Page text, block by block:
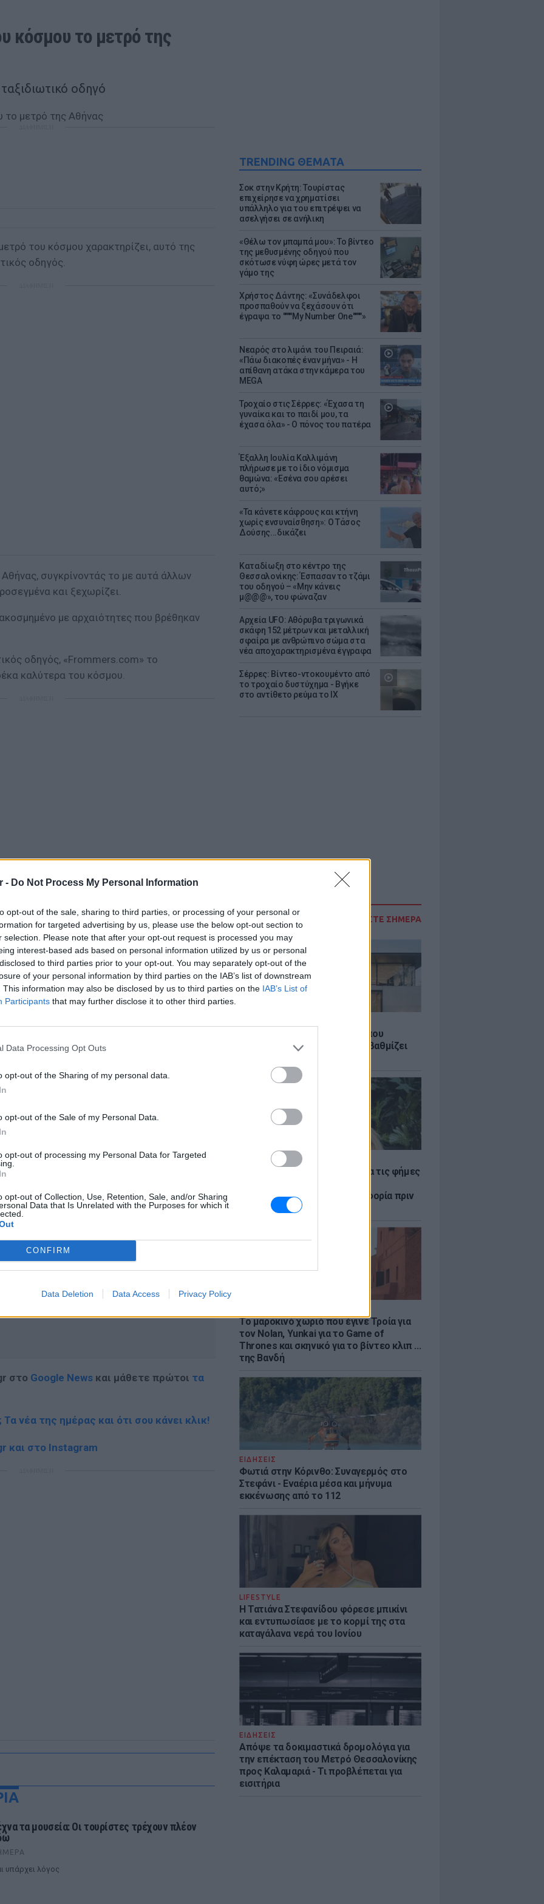
- Do Not Process My Personal Information
opt-out of the sale, sharing to third parties, or processing of your personal or
for targeted advertising by us, please use the below opt-out section to
selection. Please note that after your opt-out request is processed you may
interest-based ads based on personal information utilized by us or personal
to third parties prior to your opt-out. You may separately opt-out of the
of your personal information by third parties on the IAB’s list of downstream
This information may also be disclosed by us to third parties on the IAB’s List of
Participants that may further disclose it to other third parties.
Data Processing Opt Outs
opt-out of the Sharing of my personal data.
opt-out of the Sale of my Personal Data.
opt-out of processing my Personal Data for Targeted
opt-out of Collection, Use, Retention, Sale, and/or Sharing
Data that Is Unrelated with the Purposes for which it
CONFIRM
Data Deletion Data Access Privacy Policy
TRENDING ΘΕΜΑΤΑ
Σοκ στην Κρήτη: Τουρίστας
επιχείρησε να χρηματίσει
υπάλληλο για του επιτρέψει να
ασελγήσει σε ανήλικη
«Θέλω τον μπαμπά μου»: Το βίντεο
της μεθυσμένης οδηγού που
σκότωσε νύφη ώρες μετά τον
γάμο της
Χρήστος Δάντης: «Συνάδελφοι
προσπαθούν να ξεχάσουν ότι
έγραψα το """"My Number One""""»
Νεαρός στο λιμάνι του Πειραιά:
«Πάω διακοπές έναν μήνα» - Η
απίθανη ατάκα στην κάμερα του
MEGA
Τροχαίο στις Σέρρες: «Έχασα τη
γυναίκα και το παιδί μου, τα
έχασα όλα» - Ο πόνος του πατέρα
Έξαλλη Ιουλία Καλλιμάνη
πλήρωσε με το ίδιο νόμισμα
θαμώνα: «Εσένα σου αρέσει
αυτό;»
«Τα κάνετε κάφρους και κτήνη
χωρίς ενσυναίσθηση»: Ο Τάσος
Δούσης...δικάζει
Καταδίωξη στο κέντρο της
Θεσσαλονίκης: Έσπασαν το τζάμι
του οδηγού – «Μην κάνεις
μ@@@», του φώναζαν
Αρχεία UFO: Αθόρυβα τριγωνικά
σκάφη 152 μέτρων και μεταλλική
σφαίρα με ανθρώπινο σώμα στα
νέα αποχαρακτηρισμένα έγγραφα
Σέρρες: Βίντεο-ντοκουμέντο από
το τροχαίο δυστύχημα - Βγήκε
στο αντίθετο ρεύμα το ΙΧ
ΔΙΑΒΑΣΤΕ ΣΗΜΕΡΑ
Θερμοπλαστική: Καινοτομία που
εξοικονομεί ενέργεια και αναβαθμίζει
LIFESTYLE
Η Ελένη Βουλγαράκη ξεσπά για τις φήμες
«Διασταυρώστε καμία πληροφορία πριν
εκτοξεύσετε τη βλακεία σας»
Το μαροκινό χωριό που έγινε Τροία για
τον Nolan, Yunkai για το Game of
Thrones και σκηνικό για το βίντεο κλιπ ...
της Βανδή
ΕΙΔΗΣΕΙΣ
Φωτιά στην Κόρινθο: Συναγερμός στο
Στεφάνι - Εναέρια μέσα και μήνυμα
εκκένωσης από το 112
LIFESTYLE
Η Τατιάνα Στεφανίδου φόρεσε μπικίνι
και εντυπωσίασε με το κορμί της στα
καταγάλανα νερά του Ιονίου
ΕΙΔΗΣΕΙΣ
Απόψε τα δοκιμαστικά δρομολόγια για
την επέκταση του Μετρό Θεσσαλονίκης
προς Καλαμαριά - Τι προβλέπεται για
εισιτήρια
κόσμου το μετρό της
οδηγό
του κόσμου χαρακτηρίζει, αυτό της
οδηγός.
συγκρίνοντάς το με αυτά άλλων
και ξεχωρίζει.
με αρχαιότητες που βρέθηκαν
οδηγός, «Frommers.com» το
καλύτερα του κόσμου.
τους Αμερικανούς, συγκαταλέγεται στη
ορισμένων σταθμών με τα
καθιστά ξεχωριστό είναι ότι φιλοξενεί
κατά τις εργασίες
αγγεία, ακόμα και σαρκοφάγους).
ούτε έναν από τους
Παρότι τα τρένα δεν είναι τόσο
γύρω τους, κάνουν την επίσκεψη να
οδηγός.
στην ίδια λίστα είναι αυτό
του Τόκιο, της Νέας Υόρκης,
Χονγκ Κονγκ και του Πεκίνο.
στο Google News και μάθετε πρώτοι τα
νέα της ημέρας και ότι σου κάνει κλικ!
και στο Instagram
τα μουσεία: Οι τουρίστες τρέχουν πλέον
υπάρχει λόγος